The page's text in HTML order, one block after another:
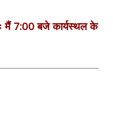
मैं 7:00 बजे कार्यस्थल के